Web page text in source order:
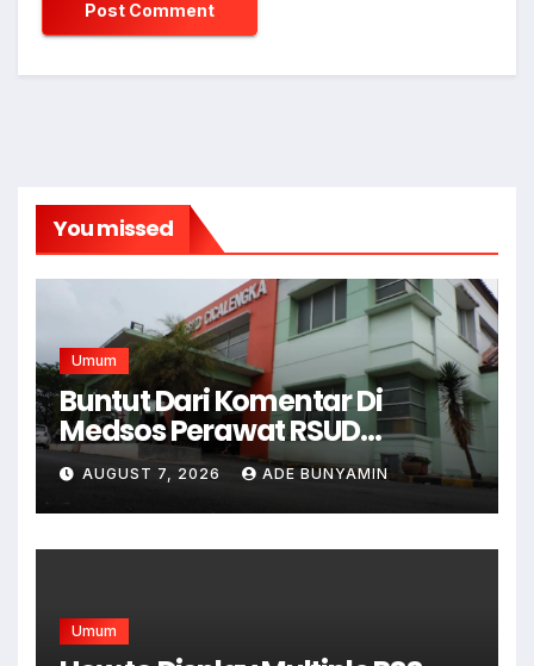
You missed
Umum
Buntut Dari Komentar Di
Medsos Perawat RSUD
Cicalengka Di Non Aktifkan
AUGUST 7, 2026 ADE BUNYAMIN
Umum